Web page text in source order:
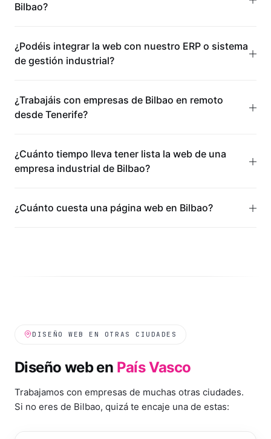
Bilbao?
¿Podéis integrar la web con nuestro ERP o sistema
de gestión industrial?
¿Trabajáis con empresas de Bilbao en remoto
desde Tenerife?
¿Cuánto tiempo lleva tener lista la web de una
empresa industrial de Bilbao?
¿Cuánto cuesta una página web en Bilbao?
DISEÑO WEB EN OTRAS CIUDADES
Diseño web en País Vasco
Trabajamos con empresas de muchas otras ciudades.
Si no eres de Bilbao, quizá te encaje una de estas: